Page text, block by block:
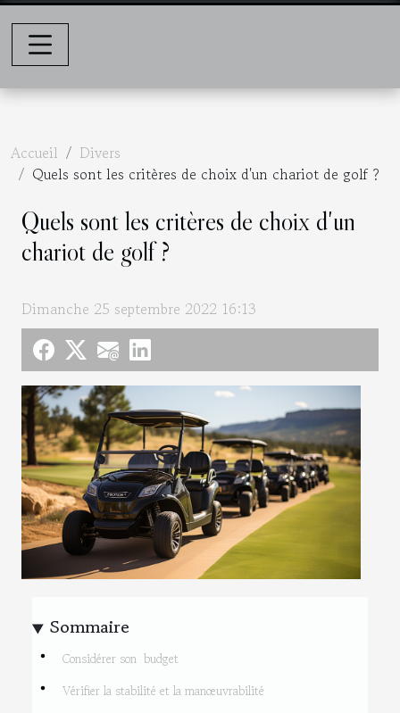
Accueil
Divers
Quels sont les critères de choix d'un chariot de golf ?
Quels sont les critères de choix d'un
chariot de golf ?
Dimanche 25 septembre 2022 16:13
Sommaire
Considérer son budget
Vérifier la stabilité et la manœuvrabilité